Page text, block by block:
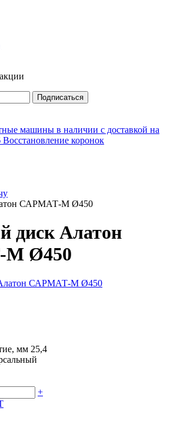
Подписаться
машины в наличии с доставкой на
Восстановление коронок
САРМАТ-М Ø450
диск Алатон
Ø450
мм 25,4
+